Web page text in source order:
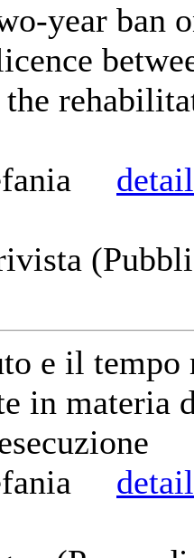
year ban
the
e il
in materia